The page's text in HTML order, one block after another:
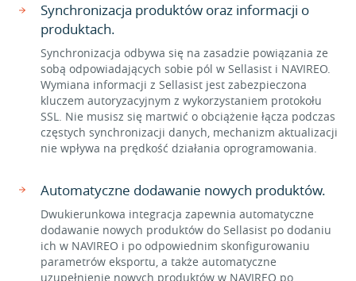
Synchronizacja produktów oraz informacji o
produktach.
Synchronizacja odbywa się na zasadzie powiązania ze
sobą odpowiadających sobie pól w Sellasist i NAVIREO.
Wymiana informacji z Sellasist jest zabezpieczona
kluczem autoryzacyjnym z wykorzystaniem protokołu
SSL. Nie musisz się martwić o obciążenie łącza podczas
częstych synchronizacji danych, mechanizm aktualizacji
nie wpływa na prędkość działania oprogramowania.
Automatyczne dodawanie nowych produktów.
Dwukierunkowa integracja zapewnia automatyczne
dodawanie nowych produktów do Sellasist po dodaniu
ich w NAVIREO i po odpowiednim skonfigurowaniu
parametrów eksportu, a także automatyczne
uzupełnienie nowych produktów w NAVIREO po